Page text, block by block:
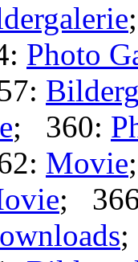
Photo
; 360:
Movie
;